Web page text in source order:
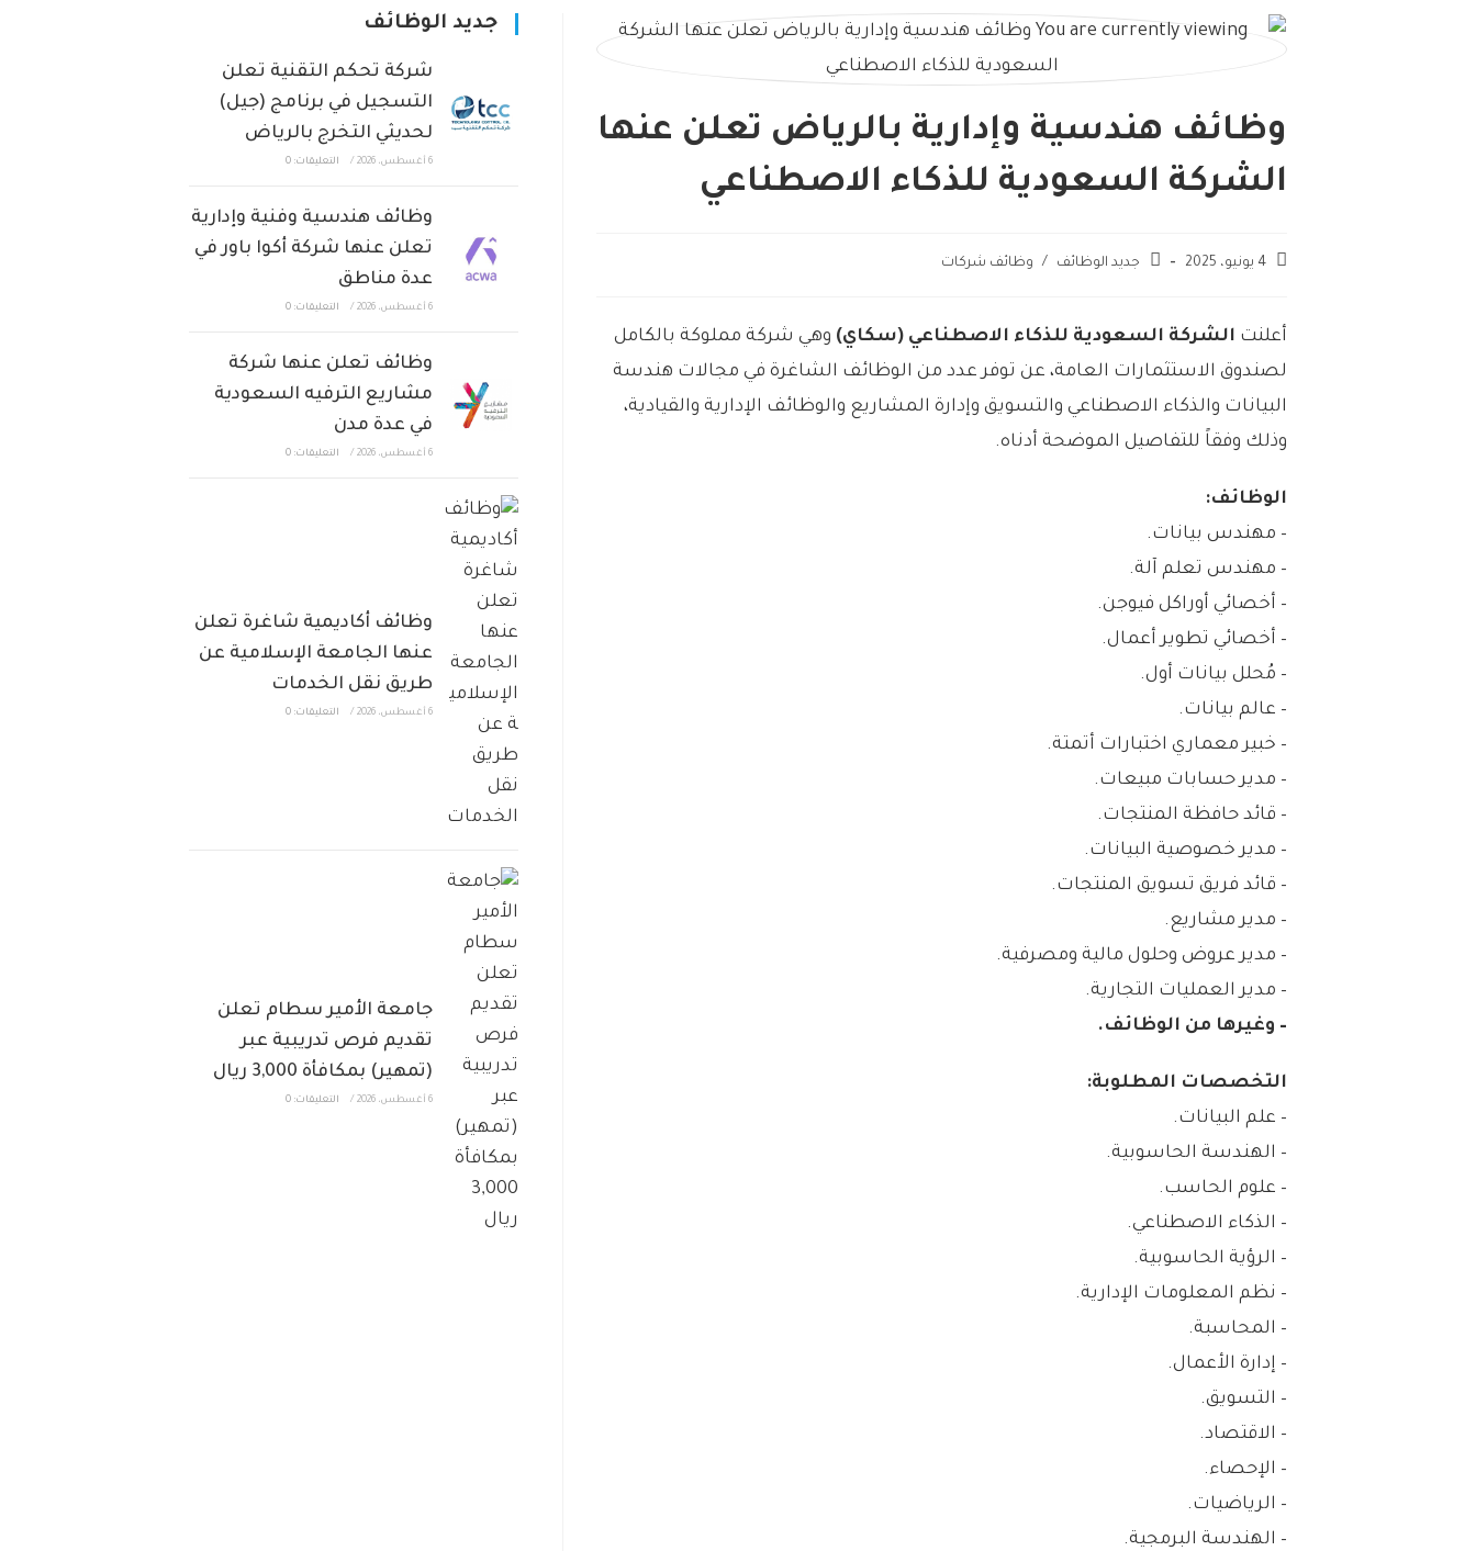
وظائف هندسية وإدارية بالرياض تعلن عنها
الشركة السعودية للذكاء الاصطناعي
4 يونيو، 2025 جديد الوظائف / وظائف شركات
أعلنت الشركة السعودية للذكاء الاصطناعي (سكاي) وهي شركة مملوكة بالكامل
لصندوق الاستثمارات العامة، عن توفر عدد من الوظائف الشاغرة في مجالات هندسة
البيانات والذكاء الاصطناعي والتسويق وإدارة المشاريع والوظائف الإدارية والقيادية،
وذلك وفقاً للتفاصيل الموضحة أدناه.
الوظائف:
– مهندس بيانات.
– مهندس تعلم آلة.
– أخصائي أوراكل فيوجن.
– أخصائي تطوير أعمال.
– مُحلل بيانات أول.
– عالم بيانات.
– خبير معماري اختبارات أتمتة.
– مدير حسابات مبيعات.
– قائد حافظة المنتجات.
– مدير خصوصية البيانات.
– قائد فريق تسويق المنتجات.
– مدير مشاريع.
– مدير عروض وحلول مالية ومصرفية.
– مدير العمليات التجارية.
– وغيرها من الوظائف.
التخصصات المطلوبة:
– علم البيانات.
– الهندسة الحاسوبية.
– علوم الحاسب.
– الذكاء الاصطناعي.
– الرؤية الحاسوبية.
– نظم المعلومات الإدارية.
– المحاسبة.
– إدارة الأعمال.
– التسويق.
– الاقتصاد.
– الإحصاء.
– الرياضيات.
– الهندسة البرمجية.
جديد الوظائف
شركة تحكم التقنية تعلن
التسجيل في برنامج (جيل)
لحديثي التخرج بالرياض
6 أغسطس، 2026 / التعليقات: 0
وظائف هندسية وفنية وإدارية
تعلن عنها شركة أكوا باور في
عدة مناطق
6 أغسطس، 2026 / التعليقات: 0
وظائف تعلن عنها شركة
مشاريع الترفيه السعودية
في عدة مدن
6 أغسطس، 2026 / التعليقات: 0
وظائف أكاديمية شاغرة تعلن
عنها الجامعة الإسلامية عن
طريق نقل الخدمات
6 أغسطس، 2026 / التعليقات: 0
جامعة الأمير سطام تعلن
تقديم فرص تدريبية عبر
(تمهير) بمكافأة 3,000 ريال
6 أغسطس، 2026 / التعليقات: 0